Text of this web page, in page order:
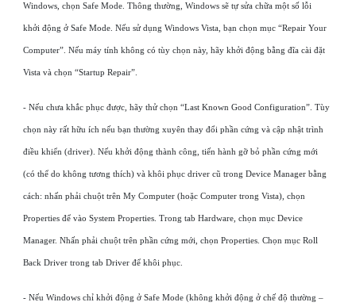
Windows, chọn Safe Mode. Thông thường, Windows sẽ tự sửa chữa một số lỗi
khởi động ở Safe Mode. Nếu sử dụng Windows Vista, bạn chọn mục “Repair Your
Computer”. Nếu máy tính không có tùy chọn này, hãy khởi động bằng đĩa cài đặt
Vista và chọn “Startup Repair”.
- Nếu chưa khắc phục được, hãy thử chọn “Last Known Good Configuration”. Tùy
chọn này rất hữu ích nếu bạn thường xuyên thay đổi phần cứng và cập nhật trình
điều khiển (driver). Nếu khởi động thành công, tiến hành gỡ bỏ phần cứng mới
(có thể do không tương thích) và khôi phục driver cũ trong Device Manager bằng
cách: nhấn phải chuột trên My Computer (hoặc Computer trong Vista), chọn
Properties để vào System Properties. Trong tab Hardware, chọn mục Device
Manager. Nhấn phải chuột trên phần cứng mới, chọn Properties. Chọn mục Roll
Back Driver trong tab Driver để khôi phục.
- Nếu Windows chỉ khởi động ở Safe Mode (không khởi động ở chế độ thường –